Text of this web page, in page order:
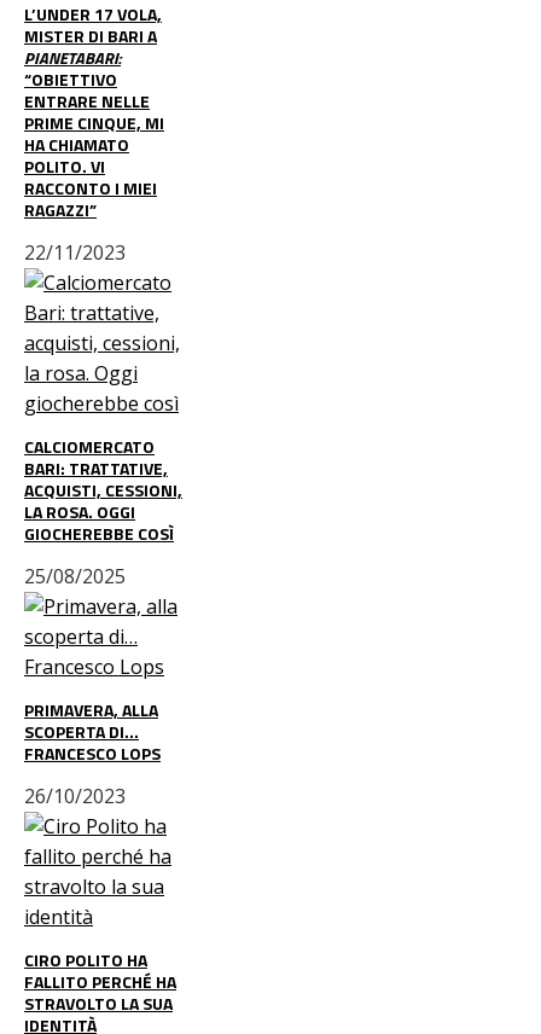
L’UNDER 17 VOLA,
MISTER DI BARI A
PIANETABARI:
“OBIETTIVO
ENTRARE NELLE
PRIME CINQUE, MI
HA CHIAMATO
POLITO. VI
RACCONTO I MIEI
RAGAZZI”
22/11/2023
CALCIOMERCATO
BARI: TRATTATIVE,
ACQUISTI, CESSIONI,
LA ROSA. OGGI
GIOCHEREBBE COSÌ
25/08/2025
PRIMAVERA, ALLA
SCOPERTA DI…
FRANCESCO LOPS
26/10/2023
CIRO POLITO HA
FALLITO PERCHÉ HA
STRAVOLTO LA SUA
IDENTITÀ